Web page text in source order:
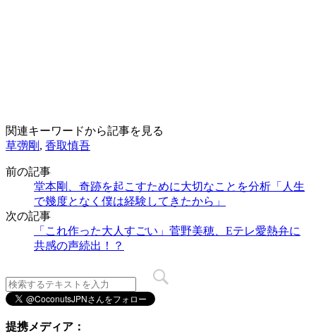
関連キーワードから記事を見る
草彅剛 , 香取慎吾
前の記事
堂本剛、奇跡を起こすために大切なことを分析「人生
で幾度となく僕は経験してきたから」
次の記事
「これ作った大人すごい」菅野美穂、Eテレ愛熱弁に
共感の声続出！？
提携メディア：